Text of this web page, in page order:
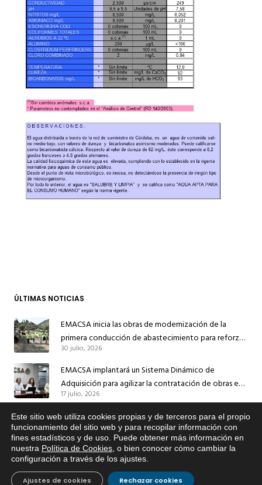
ÚLTIMAS NOTICIAS
EMACSA inicia las obras de modernización de la
primera conducción de abastecimiento para reforzar
el suministro de agua de Córdoba
30 julio, 2026
EMACSA implantará un Sistema Dinámico de
Adquisición para agilizar la contratación de obras en
sus redes e instalaciones
17 julio, 2026
EMACSA inicia hoy las obras de una nueva arteria de
abastecimiento y una red de agua no potable en
Ingeniero Ruiz de Azúa
13 julio, 2026
Caracterización ZA Córdoba Red Quemadas- 1ª Sem
2026
Este sitio web utiliza cookies propias y de terceros para el propio
funcionamiento del sitio web y para recopilar información con
fines estadísticos y de uso. Puede obtener más información en
nuestra Política de Cookies , o bien conocer cómo cambiar la
configuración a través de los ajustes
Rechazar cookies
Ajustes de cookies
Si tiene cualquier duda sobre
EMACSA, haga click abajo.